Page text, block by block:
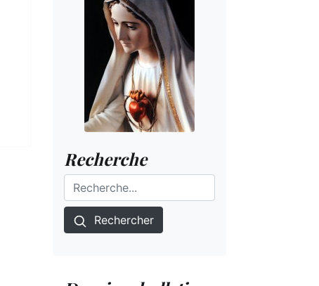
Recherche
Rechercher